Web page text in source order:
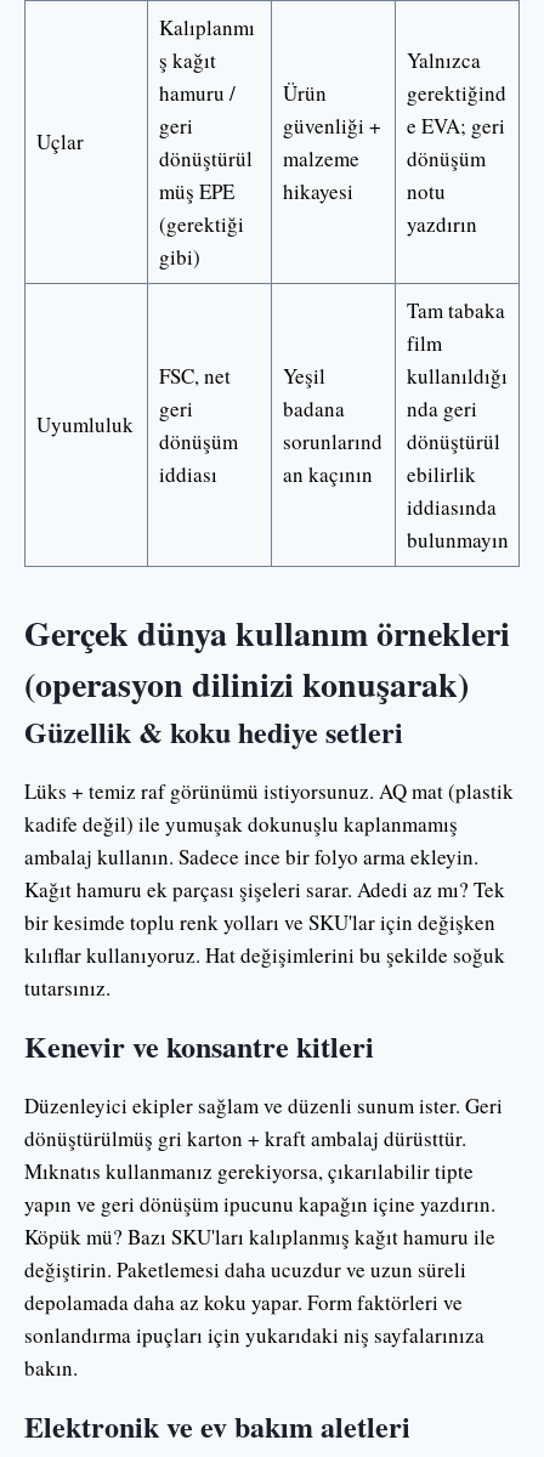
Uçlar
Kalıplanmı
ş kağıt
hamuru /
geri
dönüştürül
müş EPE
(gerektiği
gibi)
Ürün
güvenliği +
malzeme
hikayesi
Yalnızca
gerektiğind
e EVA; geri
dönüşüm
notu
yazdırın
Uyumluluk
FSC, net
geri
dönüşüm
iddiası
Yeşil
badana
sorunlarınd
an kaçının
Tam tabaka
film
kullanıldığı
nda geri
dönüştürül
ebilirlik
iddiasında
bulunmayın
Gerçek dünya kullanım örnekleri
(operasyon dilinizi konuşarak)
Güzellik & koku hediye setleri
Lüks + temiz raf görünümü istiyorsunuz. AQ mat (plastik
kadife değil) ile yumuşak dokunuşlu kaplanmamış
ambalaj kullanın. Sadece ince bir folyo arma ekleyin.
Kağıt hamuru ek parçası şişeleri sarar. Adedi az mı? Tek
bir kesimde toplu renk yolları ve SKU'lar için değişken
kılıflar kullanıyoruz. Hat değişimlerini bu şekilde soğuk
tutarsınız.
Kenevir ve konsantre kitleri
Düzenleyici ekipler sağlam ve düzenli sunum ister. Geri
dönüştürülmüş gri karton + kraft ambalaj dürüsttür.
Mıknatıs kullanmanız gerekiyorsa, çıkarılabilir tipte
yapın ve geri dönüşüm ipucunu kapağın içine yazdırın.
Köpük mü? Bazı SKU'ları kalıplanmış kağıt hamuru ile
değiştirin. Paketlemesi daha ucuzdur ve uzun süreli
depolamada daha az koku yapar. Form faktörleri ve
sonlandırma ipuçları için yukarıdaki niş sayfalarınıza
bakın.
Elektronik ve ev bakım aletleri